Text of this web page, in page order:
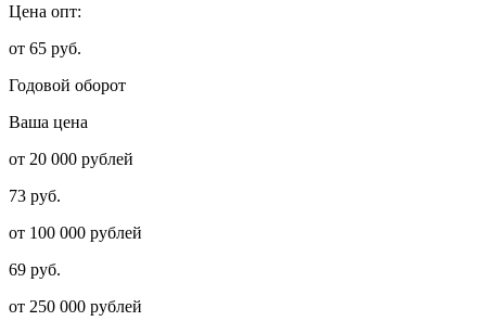
Цена опт:
от 65 руб.
Годовой оборот
Ваша цена
от 20 000 рублей
73 руб.
от 100 000 рублей
69 руб.
от 250 000 рублей